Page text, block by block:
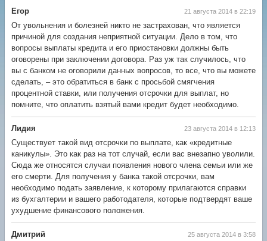
21 августа 2014 в 22:19
Егор
От увольнения и болезней никто не застрахован, что является
причиной для создания неприятной ситуации. Дело в том, что
вопросы выплаты кредита и его приостановки должны быть
оговорены при заключении договора. Раз уж так случилось, что
вы с банком не оговорили данных вопросов, то все, что вы можете
сделать, – это обратиться в банк с просьбой смягчения
процентной ставки, или получения отсрочки для выплат, но
помните, что оплатить взятый вами кредит будет необходимо.
23 августа 2014 в 12:13
Лидия
Существует такой вид отсрочки по выплате, как «кредитные
каникулы». Это как раз на тот случай, если вас внезапно уволили.
Сюда же относятся случаи появления нового члена семьи или же
его смерти. Для получения у банка такой отсрочки, вам
необходимо подать заявление, к которому прилагаются справки
из бухгалтерии и вашего работодателя, которые подтвердят ваше
ухудшение финансового положения.
25 августа 2014 в 3:58
Дмитрий